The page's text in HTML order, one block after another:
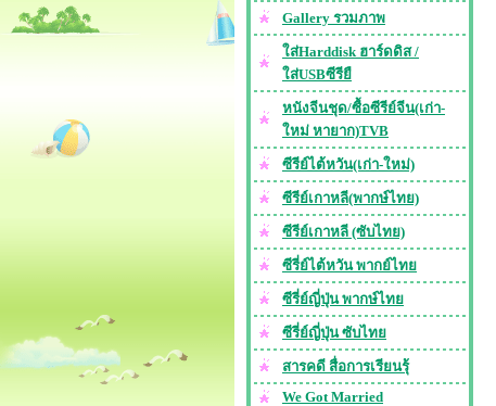
Gallery รวมภาพ
ใส่Harddisk ฮาร์ดดิส /
ใส่USBซีรียื
หนังจีนชุด/ซื้อซีรีย์จีน(เก่า-
ใหม่ หายาก)TVB
ซีรีย์ไต้หวัน(เก่า-ใหม่)
ซีรีย์เกาหลี(พากษ์ไทย)
ซีรีย์เกาหลี (ซับไทย)
ซีรี่ย์ไต้หวัน พากย์ไทย
ซีรี่ย์ญี่ปุ่น พากษ์ไทย
ซีรี่ย์ญี่ปุ่น ซับไทย
สารคดี สื่อการเรียนรุ้
We Got Married